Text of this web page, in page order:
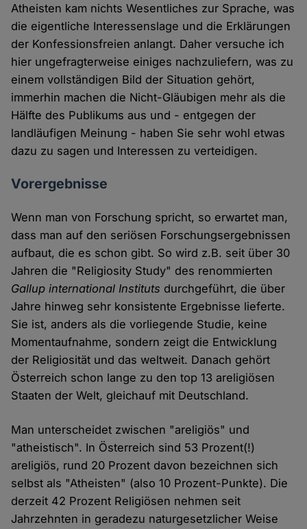
Atheisten kam nichts Wesentliches zur Sprache, was
die eigentliche Interessenslage und die Erklärungen
der Konfessionsfreien anlangt. Daher versuche ich
hier ungefragterweise einiges nachzuliefern, was zu
einem vollständigen Bild der Situation gehört,
immerhin machen die Nicht-Gläubigen mehr als die
Hälfte des Publikums aus und - entgegen der
landläufigen Meinung - haben Sie sehr wohl etwas
dazu zu sagen und Interessen zu verteidigen.
Vorergebnisse
Wenn man von Forschung spricht, so erwartet man,
dass man auf den seriösen Forschungsergebnissen
aufbaut, die es schon gibt. So wird z.B. seit über 30
Jahren die "Religiosity Study" des renommierten
Gallup international Instituts durchgeführt, die über
Jahre hinweg sehr konsistente Ergebnisse lieferte.
Sie ist, anders als die vorliegende Studie, keine
Momentaufnahme, sondern zeigt die Entwicklung
der Religiosität und das weltweit. Danach gehört
Österreich schon lange zu den top 13 areligiösen
Staaten der Welt, gleichauf mit Deutschland.
Man unterscheidet zwischen "areligiös" und
"atheistisch". In Österreich sind 53 Prozent(!)
areligiös, rund 20 Prozent davon bezeichnen sich
selbst als "Atheisten" (also 10 Prozent-Punkte). Die
derzeit 42 Prozent Religiösen nehmen seit
Jahrzehnten in geradezu naturgesetzlicher Weise